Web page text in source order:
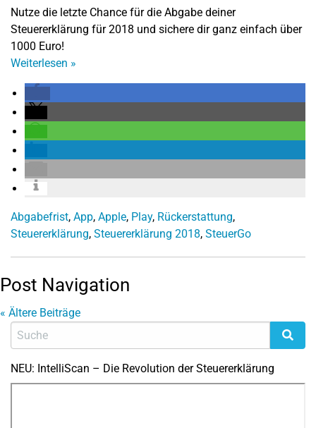
Nutze die letzte Chance für die Abgabe deiner
Steuererklärung für 2018 und sichere dir ganz einfach über
1000 Euro!
Weiterlesen »
Abgabefrist, App, Apple, Play, Rückerstattung,
Steuererklärung, Steuererklärung 2018, SteuerGo
Post Navigation
« Ältere Beiträge
NEU: IntelliScan – Die Revolution der Steuererklärung